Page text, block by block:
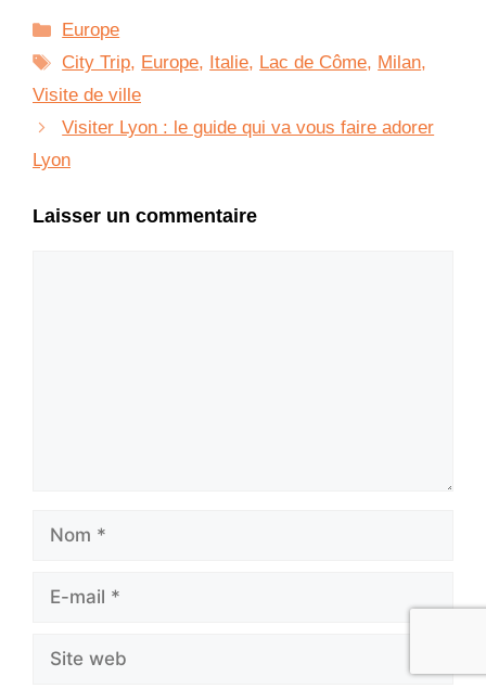
Catégories
Europe
Étiquettes
City Trip, Europe, Italie, Lac de Côme, Milan,
Visite de ville
Visiter Lyon : le guide qui va vous faire adorer
Lyon
Laisser un commentaire
Nom
Site
web